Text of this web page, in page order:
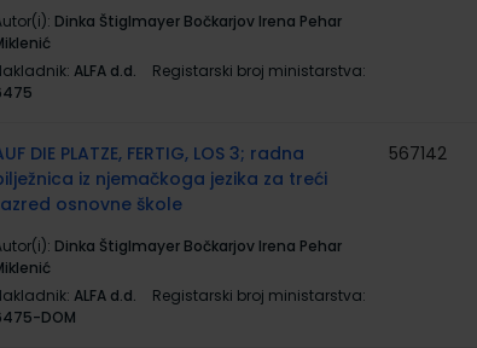
Dinka Štiglmayer Bočkarjov Irena Pehar
ALFA d.d.
Registarski broj ministarstva:
DIE PLATZE, FERTIG, LOS 3; radna
iz njemačkoga jezika za treći
osnovne škole
Dinka Štiglmayer Bočkarjov Irena Pehar
ALFA d.d.
Registarski broj ministarstva:
DOM
567142